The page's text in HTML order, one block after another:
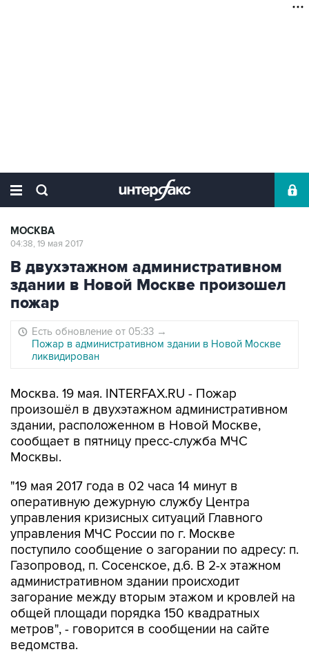
МОСКВА
04:38, 19 мая 2017
В двухэтажном административном
здании в Новой Москве произошел
пожар
Есть обновление от 05:33 →
Пожар в административном здании в Новой Москве
ликвидирован
Москва. 19 мая. INTERFAX.RU - Пожар
произошёл в двухэтажном административном
здании, расположенном в Новой Москве,
сообщает в пятницу пресс-служба МЧС
Москвы.
"19 мая 2017 года в 02 часа 14 минут в
оперативную дежурную службу Центра
управления кризисных ситуаций Главного
управления МЧС России по г. Москве
поступило сообщение о загорании по адресу: п.
Газопровод, п. Сосенское, д.6. В 2-х этажном
административном здании происходит
загорание между вторым этажом и кровлей на
общей площади порядка 150 квадратных
метров", - говорится в сообщении на сайте
ведомства.